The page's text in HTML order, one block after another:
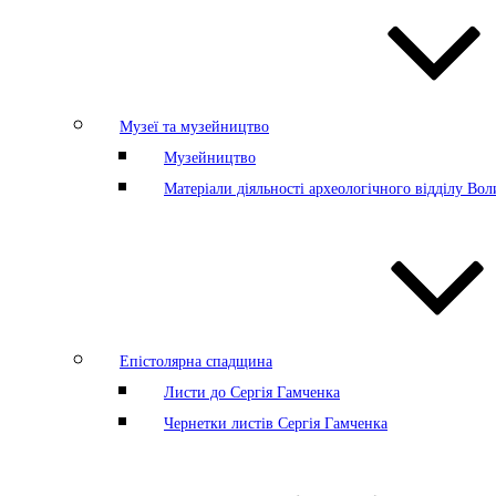
Музеї та музейництво
Музейництво
Матеріали діяльності археологічного відділу
Епістолярна спадщина
Листи до Сергія Гамченка
Чернетки листів Сергія Гамченка